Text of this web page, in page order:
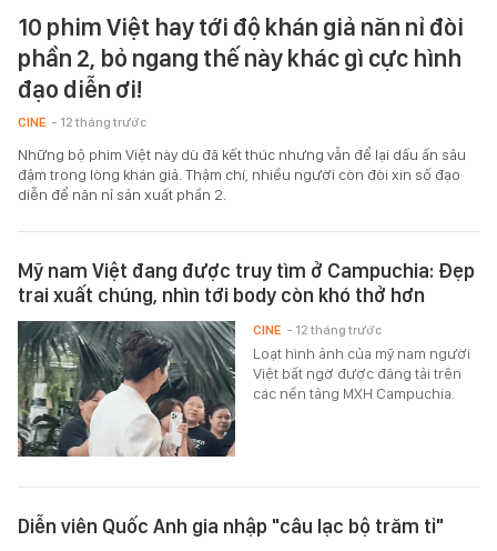
10 phim Việt hay tới độ khán giả năn nỉ đòi
phần 2, bỏ ngang thế này khác gì cực hình
đạo diễn ơi!
CINE - 12 tháng trước
Những bộ phim Việt này dù đã kết thúc nhưng vẫn để lại dấu ấn sâu
đậm trong lòng khán giả. Thậm chí, nhiều người còn đòi xin số đạo
diễn để năn nỉ sản xuất phần 2.
Mỹ nam Việt đang được truy tìm ở Campuchia: Đẹp
trai xuất chúng, nhìn tới body còn khó thở hơn
Loạt hình ảnh của mỹ nam người
Việt bất ngờ được đăng tải trên
các nền tảng MXH Campuchia.
CINE - 12 tháng trước
Diễn viên Quốc Anh gia nhập "câu lạc bộ trăm tỉ"